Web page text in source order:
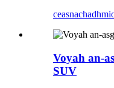
ceasnachadh
Voyah an-
SUV